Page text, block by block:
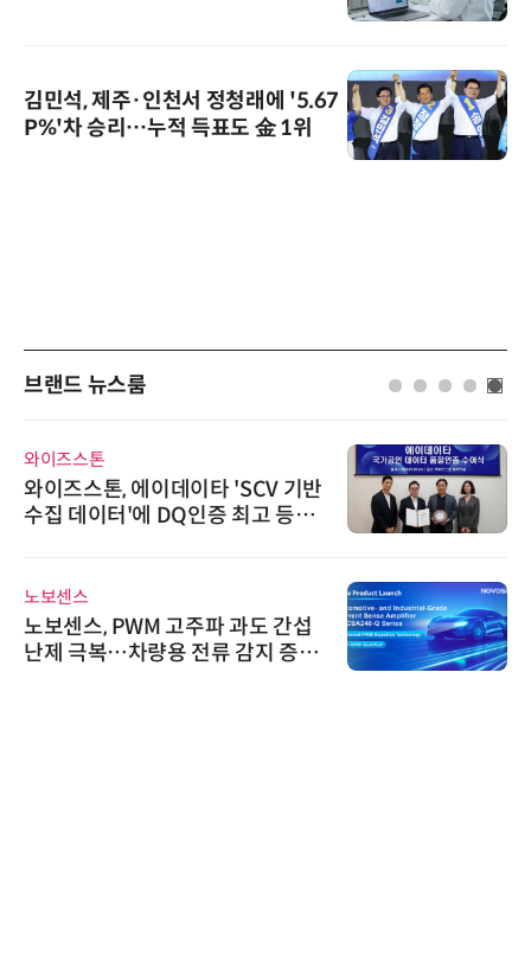
김민석, 제주·인천서 정청래에 '5.67
P%'차 승리…누적 득표도 金 1위
브랜드 뉴스룸
와이즈스톤
와이즈스톤, 에이데이타 'SCV 기반
수집 데이터'에 DQ인증 최고 등급
노보센스
노보센스, PWM 고주파 과도 간섭
난제 극복…차량용 전류 감지 증폭